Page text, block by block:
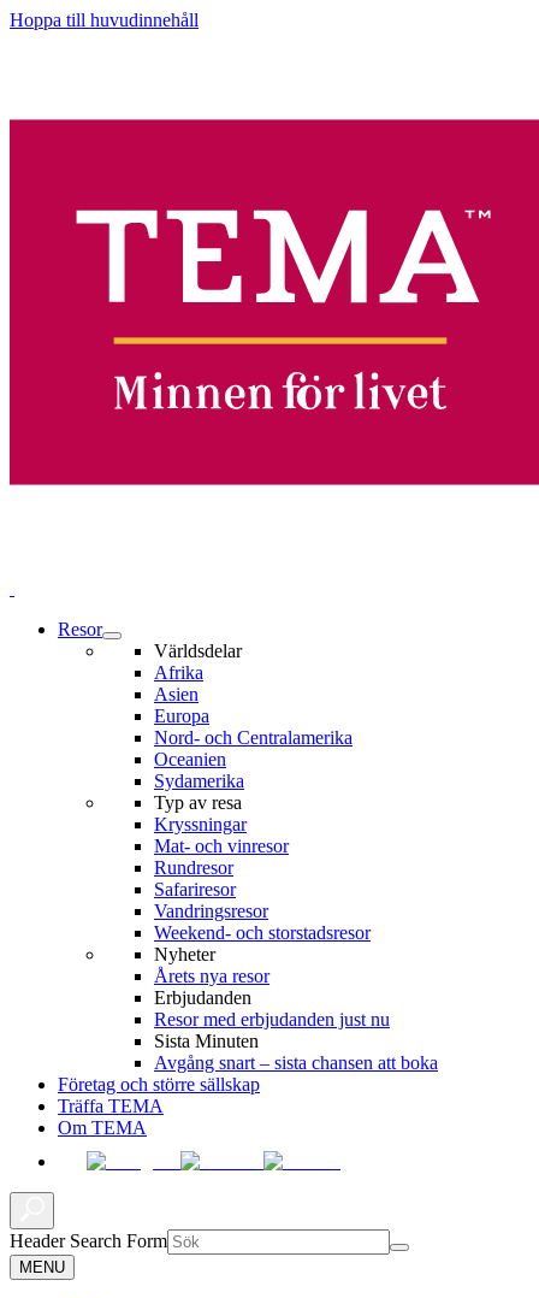
Hoppa till huvudinnehåll
Resor
Världsdelar
Afrika
Asien
Europa
Nord- och Centralamerika
Oceanien
Sydamerika
Typ av resa
Kryssningar
Mat- och vinresor
Rundresor
Safariresor
Vandringsresor
Weekend- och storstadsresor
Nyheter
Årets nya resor
Erbjudanden
Resor med erbjudanden just nu
Sista Minuten
Avgång snart – sista chansen att boka
Företag och större sällskap
Träffa TEMA
Om TEMA
Header Search Form
MENU